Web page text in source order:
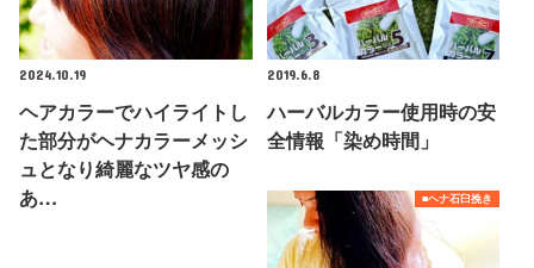
2024.10.19
ヘアカラーでハイライトし
た部分がヘナカラーメッシ
ュとなり綺麗なツヤ感の
あ…
2019.6.8
ハーバルカラー使用時の安
全情報「染め時間」
■ヘナ石臼挽き